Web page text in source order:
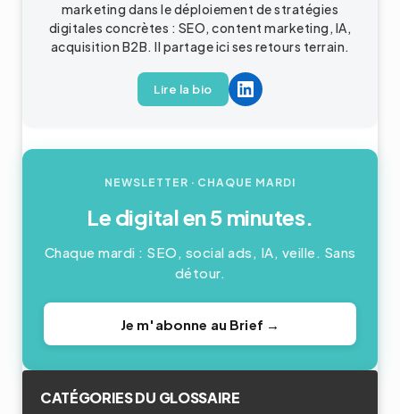
marketing dans le déploiement de stratégies
digitales concrètes : SEO, content marketing, IA,
acquisition B2B. Il partage ici ses retours terrain.
Lire la bio
NEWSLETTER · CHAQUE MARDI
Le digital en 5 minutes.
Chaque mardi : SEO, social ads, IA, veille. Sans
détour.
Je m'abonne au Brief →
CATÉGORIES DU GLOSSAIRE